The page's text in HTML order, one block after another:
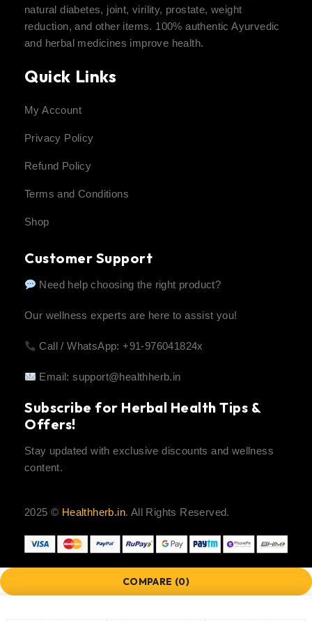
natural diabetes, joint, virility, prostate, weight
reduction, and other items. 100% authentic Ayurvedic
and herbal medicines improve health.
Quick Links
My Account
Privacy Policy
Refund Policy
Terms and Conditions
Shop
Customer Support
Need help choosing the right product?
Our wellness experts are here to assist you!
Call / WhatsApp: +91-976041824x
Email:support@healthherb.in
Subscribe for Herbal Health Tips &
Offers!
Stay updated with exclusive discounts and wellness
content.
2025 © Healthherb.in. All Rights Reserved.
COMPARE (0)